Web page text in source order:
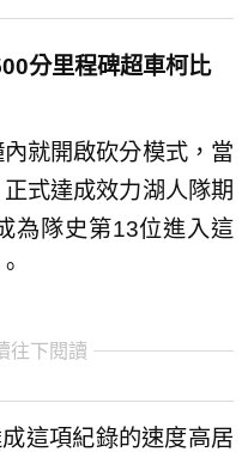
分里程碑超車柯比
就開啟砍分模式，當
式達成效力湖人隊期
為隊史第13位進入這
往下閱讀
這項紀錄的速度高居